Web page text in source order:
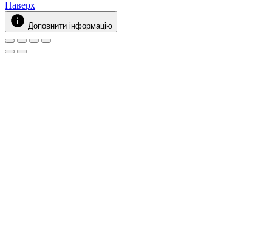
Наверх
Доповнити інформацію